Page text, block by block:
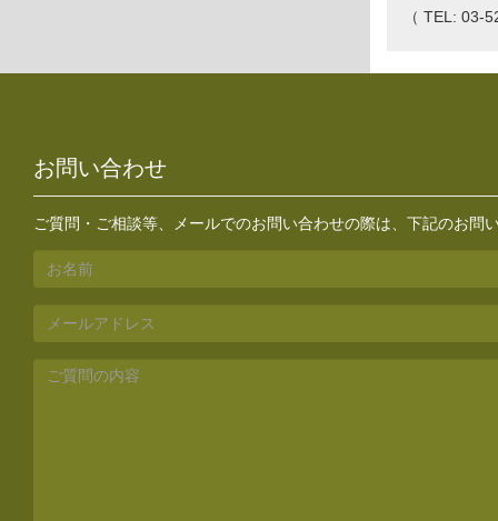
（ TEL: 03-
お問い合わせ
ご質問・ご相談等、メールでのお問い合わせの際は、下記のお